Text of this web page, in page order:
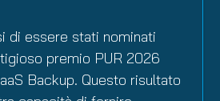
di essere stati nominati
premio PUR 2026
Backup. Questo risultato